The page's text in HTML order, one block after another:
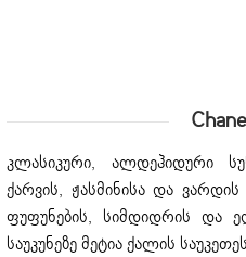
კლასიკური, ალდეჰიდური
ქარვის, ჟასმინისა და
ფუფუნების, სიმდიდრის და
საუკუნეზე მეტია ქალის